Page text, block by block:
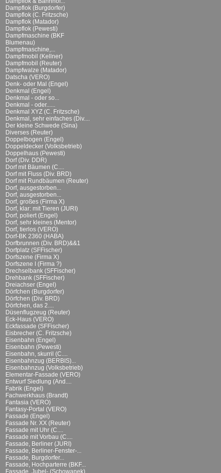
Dampflok (Burgdorfer)
Dampflok (C. Fritzsche)
Dampflok (Matador)
Dampflok (Pewesti)
Dampfmaschine (BKF
Blumenau)
Dampfmaschine,...
Dampfmobil (Kellner)
Dampfmobil (Reuter)
Dampfwalze (Matador)
Datscha (VERO)
Denk- oder Mal (Engel)
Denkmal (Engel)
Denkmal - oder so...
Denkmal - oder......
Denkmal XYZ (C. Fritzsche)
Denkmal, sehr einfaches (Div....
Der kleine Schwede (Sina)
Diverses (Reuter)
Doppelbogen (Engel)
Doppeldecker (Volksbetrieb)
Doppelhaus (Pewesti)
Dorf (Div. DDR)
Dorf mit Bäumen (C....
Dorf mit Fluss (Div. BRD)
Dorf mit Rundbäumen (Reuter)
Dorf, ausgestorben...
Dorf, ausgestorben...
Dorf, großes (Firma X)
Dorf, klar: mit Tieren (JURI)
Dorf, poliert (Engel)
Dorf, sehr kleines (Mentor)
Dorf, tierlos (VERO)
Dorf-BK 2360 (HABA)
Dorfbrunnen (Div. BRD)&&1
Dorfplatz (SFFischer)
Dorfszene (Firma X)
Dorfszene I (Firma ?)
Drechselbank (SFFischer)
Drehbank (SFFischer)
Dreiachser (Engel)
Dörfchen (Burgdorfer)
Dörfchen (Div. BRD)
Dörfchen, das 2....
Düsenflugzeug (Reuter)
Eck-Haus (VERO)
Eckfassade (SFFischer)
Eisbrecher (C. Fritzsche)
Eisenbahn (Engel)
Eisenbahn (Pewesti)
Eisenbahn, skurril (C....
Eisenbahnzug (BERBIS)...
Eisenbahnzug (Volksbetrieb)
Elementar-Fassade (VERO)
Entwurf Siedlung (And....
Fabrik (Engel)
Fachwerkhaus (Brandt)
Fantasia (VERO)
Fantasy-Portal (VERO)
Fassade (Engel)
Fassade Nr. XX (Reuter)
Fassade mit Uhr (C....
Fassade mit Vorbau (C....
Fassade, Berliner (JURI)
Fassade, Berliner-Fenster-...
Fassade, Burgdorfer...
Fassade, Hochparterre (BKF...
Fassade, Jubel- (Schowanek)